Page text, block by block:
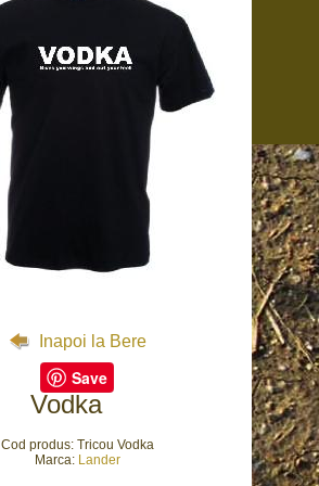
Inapoi la Bere
Save
Vodka
Cod produs: Tricou Vodka
Marca: Lander